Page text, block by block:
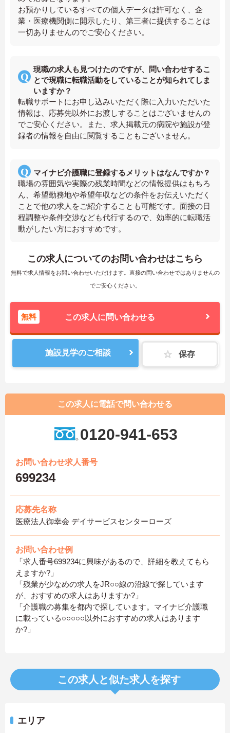
お預かりしているすべての個人データは許可なく、企
業・医療機関側に開示したり、第三者に提供することは
一切ありませんのでご安心ください。
現職の求人も見つけたのですが、問い合わせするこ
とで現職に転職活動をしていることが知られてしま
いますか？
転職サポートにお申し込みいただく際に入力いただいた
情報は、応募先以外にお渡しすることはございませんの
でご安心ください。また、求人掲載元の病院や施設が登
録者の情報を自由に閲覧することもございません。
マイナビ介護職に登録するメリットはなんですか？
職場の雰囲気や実際の残業時間などの情報提供はもちろ
ん、希望勤務地や希望年収などの条件をお伝えいただく
ことで他の求人をご紹介することも可能です。面接の日
程調整や条件交渉なども代行するので、効率的に転職活
動がしたい方におすすめです。
この求人についてのお問い合わせはこちら
無料で求人情報をお問い合わせいただけます。直接の問い合わせではありませんの
でご安心ください。
無料 この求人に問い合わせる
施設見学のご相談 保存
この求人に電話で問い合わせる
0120-941-653
お問い合わせ求人番号
699234
応募先名称
医療法人御幸会 デイサービスセンターローズ
お問い合わせ例
「求人番号699234に興味があるので、詳細を教えてもら
えますか?」
「残業が少なめの求人をJR○○線の沿線で探しています
が、おすすめの求人はありますか?」
「介護職の募集を都内で探しています。マイナビ介護職
に載っている○○○○○以外におすすめの求人はあります
か?」
この求人と似た求人を探す
エリア